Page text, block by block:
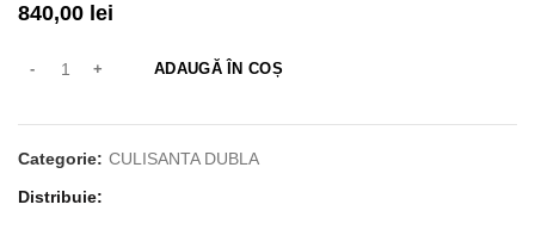
840,00 lei
ADAUGĂ ÎN COȘ
Categorie: CULISANTA DUBLA
Distribuie